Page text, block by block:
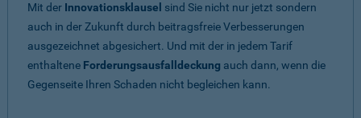
Mit der Innovationsklausel sind Sie nicht nur jetzt sondern
auch in der Zukunft durch beitragsfreie Verbesserungen
ausgezeichnet abgesichert. Und mit der in jedem Tarif
enthaltene Forderungsausfalldeckung auch dann, wenn die
Gegenseite Ihren Schaden nicht begleichen kann.